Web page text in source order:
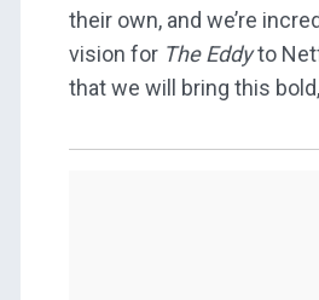
their own, and we’re
vision for The Eddyto
that we will bring this